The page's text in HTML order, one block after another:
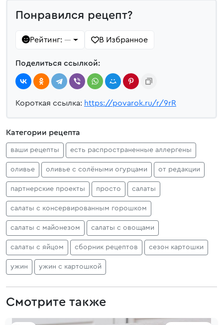
Понравился рецепт?
Рейтинг: — В Избранное
Поделиться ссылкой:
Короткая ссылка: https://povarok.ru/r/9rR
Категории рецепта
ваши рецепты есть распространенные аллергены
оливье оливье с солёными огурцами от редакции
партнерские проекты просто салаты
салаты с консервированным горошком
салаты с майонезом салаты с овощами
салаты с яйцом сборник рецептов сезон картошки
ужин ужин с картошкой
Смотрите также